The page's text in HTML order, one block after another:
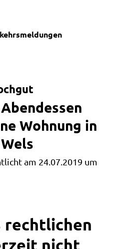
Wohnung in
am 24.07.2019 um
rechtlichen
nicht